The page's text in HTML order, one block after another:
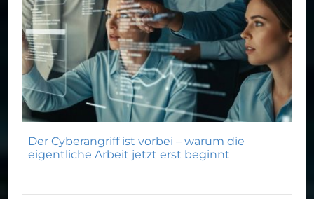
Der Cyberangriff ist vorbei – warum die
eigentliche Arbeit jetzt erst beginnt